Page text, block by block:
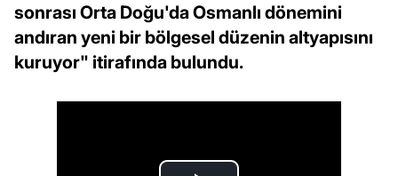
sonrası Orta Doğu'da Osmanlı dönemini
andıran yeni bir bölgesel düzenin altyapısını
kuruyor" itirafında bulundu.